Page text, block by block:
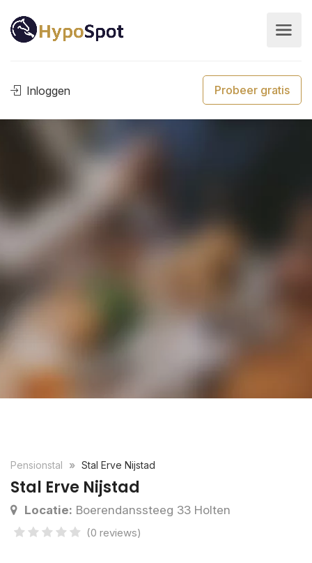
Inloggen Probeer gratis
Pensionstal Stal Erve Nijstad
Stal Erve Nijstad
Locatie: Boerendanssteeg 33 Holten
(0 reviews)